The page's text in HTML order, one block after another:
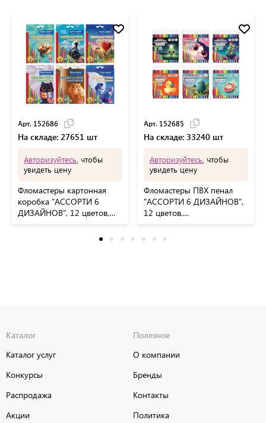
Арт. 152686
На складе: 27651 шт
Авторизуйтесь , чтобы
увидеть цену
Фломастеры картонная
коробка "АССОРТИ 6
ДИЗАЙНОВ", 12 цветов,
Арт. 152685
На складе: 33240 шт
Авторизуйтесь , чтобы
увидеть цену
Фломастеры ПВХ пенал
"АССОРТИ 6 ДИЗАЙНОВ",
12 цветов,
(Фанстер), 152685
Каталог
Каталог услуг
Конкурсы
Распродажа
Акции
Полезное
О компании
Бренды
Контакты
Политика